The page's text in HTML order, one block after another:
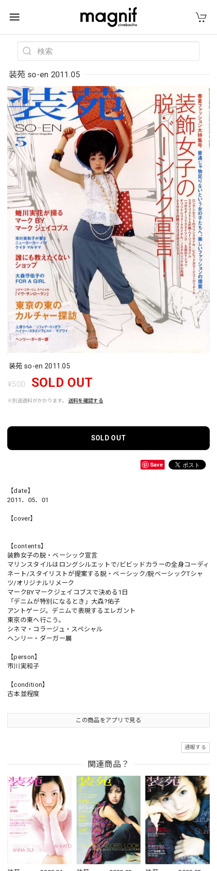
装苑 so-en 2011.05
装苑 so-en 2011.05
¥500 SOLD OUT
※別途送料がかかります。 送料を確認する
SOLD OUT
Save
【date】
2011．05．01
【cover】
【contents】
装飾女子の脱・ベーシック宣言
マリンスタイルはロングシルエットで/ビビッドカラーの全身コーディ
ネート/スタイリストが提案する脱・ベーシック/脱ベーシックTシャ
ツ/オリジナルリメーク
マークBYマークジェイコブスで決める1日
「デニムが特別になるとき」大森?佑子
アントゲージ。デニムで表現するエレガント
東京の東へ行こう。
シネマ・コラージュ・スペシャル
ヘンリー・ダーガー展
【person】
市川実和子
【condition】
古本並程度
この商品をアプリで見る
通報する
関連商品？